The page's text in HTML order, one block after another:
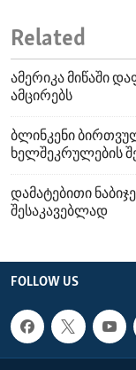
Related
ამერიკა მიწაში
ამცირებს
ბლინკენი
ხელშეკრულების
დამატებითი
შესაკავებლად
FOLLOW US